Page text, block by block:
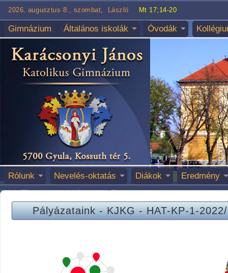
2026. augusztus 8., szombat, László Mt 17;14-20
Gimnázium Általános iskolák Óvodák
Rólunk Nevelés-oktatás Diákok Eredmény
Pályázataink-KJKG-HAT-KP-1-